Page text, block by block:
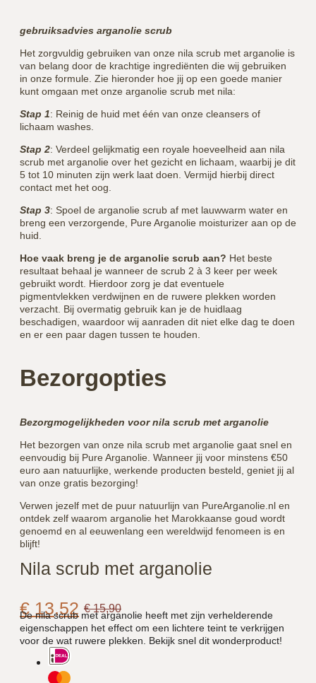
gebruiksadvies arganolie scrub
Het zorgvuldig gebruiken van onze nila scrub met arganolie is
van belang door de krachtige ingrediënten die wij gebruiken
in onze formule. Zie hieronder hoe jij op een goede manier
kunt omgaan met onze arganolie scrub met nila:
Stap 1: Reinig de huid met één van onze cleansers of
lichaam washes.
Stap 2: Verdeel gelijkmatig een royale hoeveelheid aan nila
scrub met arganolie over het gezicht en lichaam, waarbij je dit
5 tot 10 minuten zijn werk laat doen. Vermijd hierbij direct
contact met het oog.
Stap 3: Spoel de arganolie scrub af met lauwwarm water en
breng een verzorgende, Pure Arganolie moisturizer aan op de
huid.
Hoe vaak breng je de arganolie scrub aan? Het beste
resultaat behaal je wanneer de scrub 2 à 3 keer per week
gebruikt wordt. Hierdoor zorg je dat eventuele
pigmentvlekken verdwijnen en de ruwere plekken worden
verzacht. Bij overmatig gebruik kan je de huidlaag
beschadigen, waardoor wij aanraden dit niet elke dag te doen
en er een paar dagen tussen te houden.
Bezorgopties
Bezorgmogelijkheden voor nila scrub met arganolie
Het bezorgen van onze nila scrub met arganolie gaat snel en
eenvoudig bij Pure Arganolie. Wanneer jij voor minstens €50
euro aan natuurlijke, werkende producten besteld, geniet jij al
van onze gratis bezorging!
Verwen jezelf met de puur natuurlijn van PureArganolie.nl en
ontdek zelf waarom arganolie het Marokkaanse goud wordt
genoemd en al eeuwenlang een wereldwijd fenomeen is en
blijft!
Nila scrub met arganolie
€15,90
€ 13,52
De nila scrub met arganolie heeft met zijn verhelderende
eigenschappen het effect om een lichtere teint te verkrijgen
voor de wat ruwere plekken. Bekijk snel dit wonderproduct!